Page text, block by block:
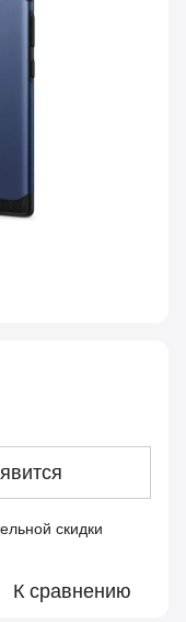
скидки
К сравнению